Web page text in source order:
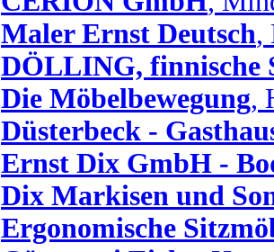
Maler Ernst Deutsch,
DÖLLING, finnische
Die Möbelbewegung,
Düsterbeck -
Ernst Dix GmbH -
Dix Markisen und
Ergonomische